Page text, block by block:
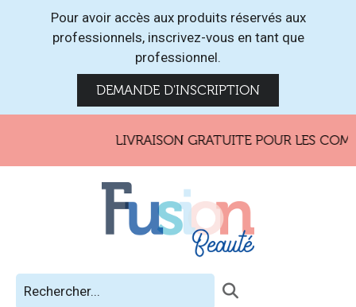
Pour avoir accès aux produits réservés aux
professionnels, inscrivez-vous en tant que
professionnel.
DEMANDE D'INSCRIPTION
LIVRAISON GRATUITE POUR LES